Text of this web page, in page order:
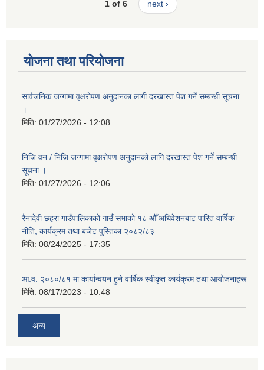
1 of 6 next ›
योजना तथा परियोजना
सार्वजनिक जग्गामा वृक्षरोपण अनुदानका लागी दरखास्त पेश गर्ने सम्बन्धी सूचना
।
मिति: 01/27/2026 - 12:08
निजि वन / निजि जग्गामा वृक्षरोपण अनुदानको लागि दरखास्त पेश गर्ने सम्बन्धी
सूचना ।
मिति: 01/27/2026 - 12:06
रैनादेवी छहरा गाउँपालिकाको गाउँ सभाको १८ औँ अधिवेशनबाट पारित वार्षिक
नीति, कार्यक्रम तथा बजेट पुस्तिका २०८२/८३
मिति: 08/24/2025 - 17:35
आ.व. २०८०/८१ मा कार्यान्वयन हुने वार्षिक स्वीकृत कार्यक्रम तथा आयोजनाहरू
मिति: 08/17/2023 - 10:48
अन्य